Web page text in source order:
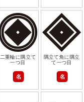
二重輪に隅立て
一つ目
名
隅立て角に隅立
て一つ目
名